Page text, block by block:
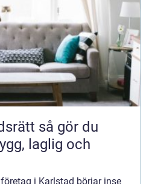
gör du
laglig och
i Karlstad börjar inse